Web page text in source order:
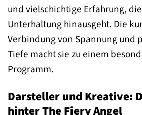
und vielschichtige Erfahrung,
Unterhaltung hinausgeht. Die
Verbindung von Spannung und
Tiefe macht sie zu einem
Programm.
Darsteller und Kreative:
hinter The Fiery Angel